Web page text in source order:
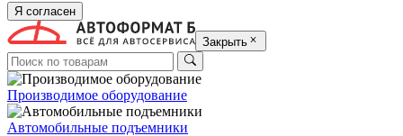
Я согласен
Закрыть
Производимое оборудование
Автомобильные подъемники